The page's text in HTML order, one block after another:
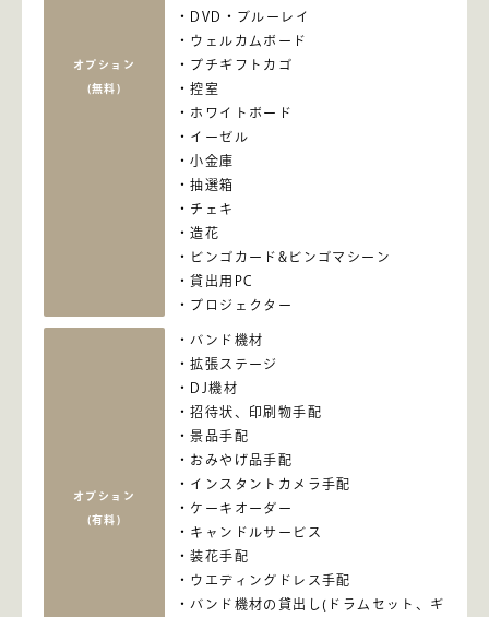
オプション
(無料)
DVD・ブルーレイ
ウェルカムボード
プチギフトカゴ
控室
ホワイトボード
イーゼル
小金庫
抽選箱
チェキ
造花
ビンゴカード&ビンゴマシーン
貸出用PC
プロジェクター
オプション
(有料)
バンド機材
拡張ステージ
DJ機材
招待状、印刷物手配
景品手配
おみやげ品手配
インスタントカメラ手配
ケーキオーダー
キャンドルサービス
装花手配
ウエディングドレス手配
バンド機材の貸出し(ドラムセット、ギ